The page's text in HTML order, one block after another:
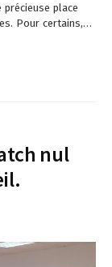
place
Pour certains,…
nul